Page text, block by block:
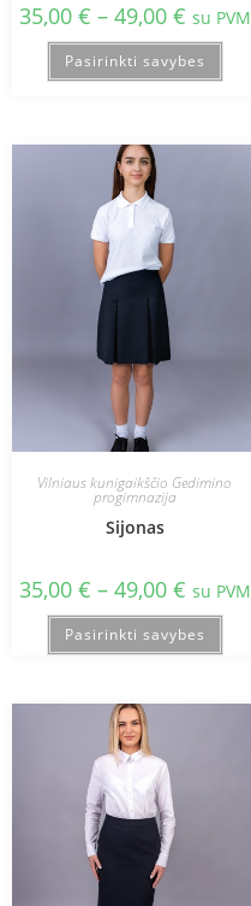
35,00 € – 49,00 € su PVM
Pasirinkti savybes
Vilniaus kunigaikščio Gedimino
progimnazija
Sijonas
35,00 € – 49,00 € su PVM
Pasirinkti savybes